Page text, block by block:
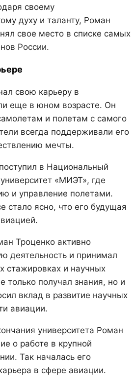
своему
духу и таланту, Роман
свое место в списке самых
России.
свою карьеру в
еще в юном возрасте. Он
и полетам с самого
всегда поддерживали его
мечты.
в Национальный
«МИЭТ», где
и управление полетами.
стало ясно, что его будущая
Троценко активно
деятельность и принимал
стажировках и научных
только получал знания, но и
вклад в развитие научных
авиации.
университета Роман
о работе в крупной
Так началась его
в сфере авиации.